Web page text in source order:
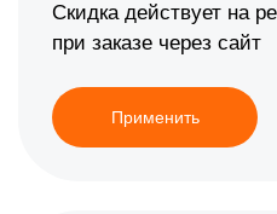
Скидка действует на
при заказе через сайт
Применить